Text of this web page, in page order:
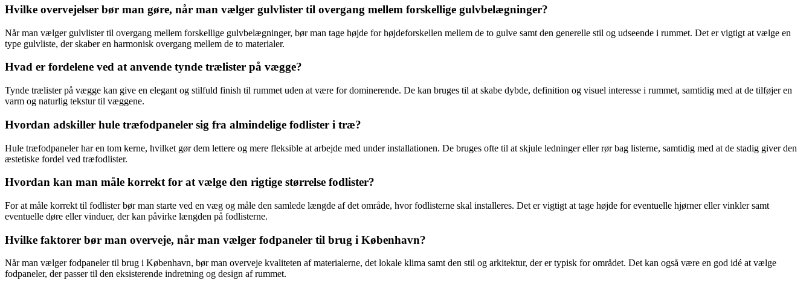
Hvilke overvejelser bør man gøre, når man vælger gulvlister til overgang mellem forskellige gulvbelægninger?
Når man vælger gulvlister til overgang mellem forskellige gulvbelægninger, bør man tage højde for højdeforskellen mellem de to gulve samt den generelle stil og udseende i rummet. Det er vigtigt at vælge en
type gulvliste, der skaber en harmonisk overgang mellem de to materialer.
Hvad er fordelene ved at anvende tynde trælister på vægge?
Tynde trælister på vægge kan give en elegant og stilfuld finish til rummet uden at være for dominerende. De kan bruges til at skabe dybde, definition og visuel interesse i rummet, samtidig med at de tilføjer en
varm og naturlig tekstur til væggene.
Hvordan adskiller hule træfodpaneler sig fra almindelige fodlister i træ?
Hule træfodpaneler har en tom kerne, hvilket gør dem lettere og mere fleksible at arbejde med under installationen. De bruges ofte til at skjule ledninger eller rør bag listerne, samtidig med at de stadig giver den
æstetiske fordel ved træfodlister.
Hvordan kan man måle korrekt for at vælge den rigtige størrelse fodlister?
For at måle korrekt til fodlister bør man starte ved en væg og måle den samlede længde af det område, hvor fodlisterne skal installeres. Det er vigtigt at tage højde for eventuelle hjørner eller vinkler samt
eventuelle døre eller vinduer, der kan påvirke længden på fodlisterne.
Hvilke faktorer bør man overveje, når man vælger fodpaneler til brug i København?
Når man vælger fodpaneler til brug i København, bør man overveje kvaliteten af materialerne, det lokale klima samt den stil og arkitektur, der er typisk for området. Det kan også være en god idé at vælge
fodpaneler, der passer til den eksisterende indretning og design af rummet.